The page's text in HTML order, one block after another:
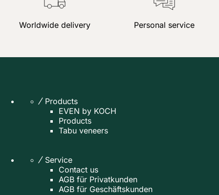
Worldwide delivery Personal service
Products
EVEN by KOCH
Products
Tabu veneers
Service
Contact us
AGB für Privatkunden
AGB für Geschäftskunden